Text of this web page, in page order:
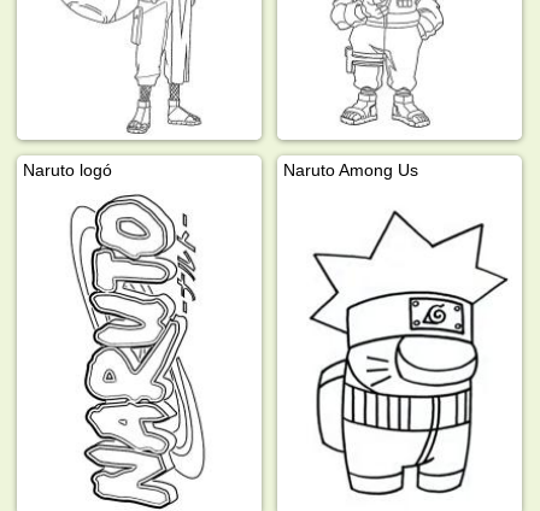
Naruto logó Naruto Among Us